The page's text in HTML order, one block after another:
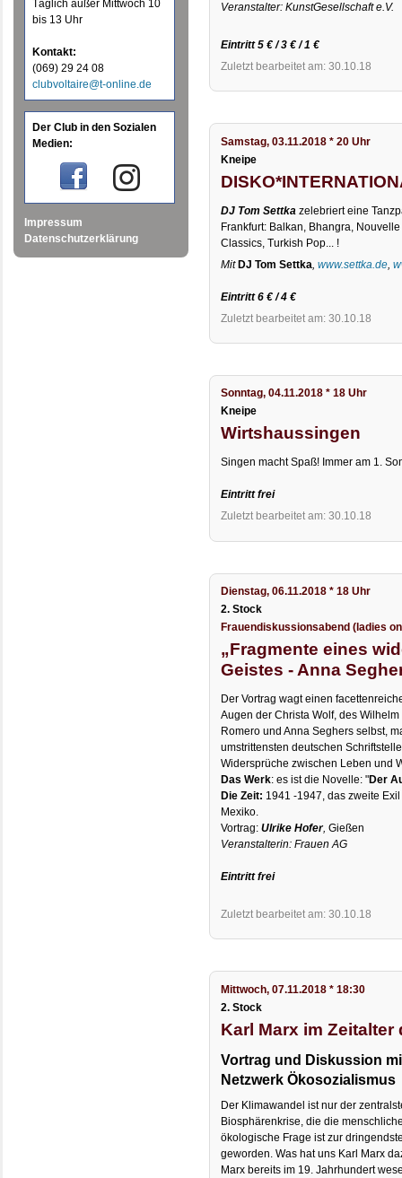
Täglich außer Mittwoch 10
bis 13 Uhr
Kontakt:
(069) 29 24 08
clubvoltaire@t-online.de
Der Club in den Sozialen
Medien:
Impressum
Datenschutzerklärung
Veranstalter: KunstGesellschaft e.V.
Eintritt 5 € / 3 € / 1 €
Zuletzt bearbeitet am: 30.10.18
Samstag, 03.11.2018 * 20 Uhr
Kneipe
DJ Tom Settka zelebriert eine
Frankfurt: Balkan, Bhangra,
Classics, Turkish Pop... !
MitDJ Tom Settka ,www.settka.de ,
Eintritt 6 € / 4 €
Zuletzt bearbeitet am: 30.10.18
Sonntag, 04.11.2018 * 18 Uhr
Kneipe
Wirtshaussingen
Singen macht Spaß! Immer am 1.
Eintritt frei
Zuletzt bearbeitet am: 30.10.18
Dienstag, 06.11.2018 * 18 Uhr
2. Stock
Frauendiskussionsabend (ladies
„Fragmente eines
Geistes - Anna
Der Vortrag wagt einen
Augen der Christa Wolf, des
Romero und Anna Seghers selbst,
umstrittensten deutschen
Widersprüche zwischen Leben und
Das Werk: es ist die Novelle: "Der
Die Zeit: 1941 -1947, das zweite
Mexiko.
Vortrag:Ulrike Hofer,Gießen
Veranstalterin: Frauen AG
Eintritt frei
Zuletzt bearbeitet am: 30.10.18
Mittwoch, 07.11.2018 * 18:30
2. Stock
Karl Marx im Zeitalter
Vortrag und Diskussion
Netzwerk Ökosozialismus
Der Klimawandel ist nur der
Biosphärenkrise, die die
ökologische Frage ist zur
geworden. Was hat uns Karl Marx
Marx bereits im 19. Jahrhundert